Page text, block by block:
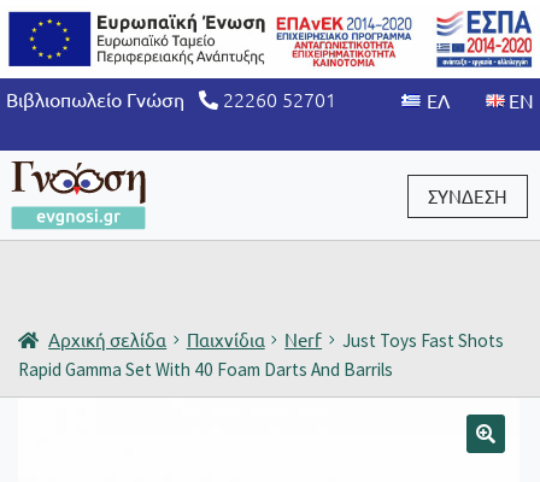
Βιβλιοπωλείο Γνώση 22260 52701
ΣΥΝΔΕΣΗ
Αρχική σελίδα Παιχνίδια Nerf
Just Toys Fast Shots
Rapid Gamma Set With 40 Foam Darts And Barrils